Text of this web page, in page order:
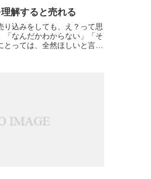
解すると売れる
り込みをしても、え？って思
「なんだかわからない」「そ
っては、全然ほしいと言う
...